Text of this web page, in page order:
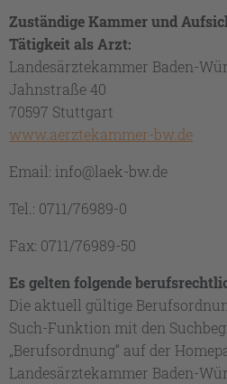
Zuständige Kammer und
Tätigkeit als Arzt:
Landesärztekammer Baden-
Jahnstraße 40
70597 Stuttgart
www.aerztekammer-bw.de
Email: info@laek-bw.de
Tel.: 0711/76989-0
Fax: 0711/76989-50
Es gelten folgende
Die aktuell gültige
Such-Funktion mit den
„Berufsordnung“ auf der
Landesärztekammer Baden-